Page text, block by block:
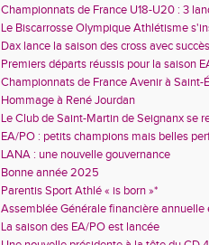
Championnats de France U18-U20 : 3
deux champions de France
Le Biscarrosse Olympique Athlétisme
"Du Stade vers l'Emploi"
Dax lance la saison des cross avec succès
Premiers départs réussis pour la saison
Championnats de France Avenir à Saint-
rendez-vous
Hommage à René Jourdan
Le Club de Saint-Martin de Seignanx se
EA/PO : petits champions mais belles
LANA : une nouvelle gouvernance
Bonne année 2025
Parentis Sport Athlé « is born »*
Assemblée Générale financière
des Landes d’Athlétisme
La saison des EA/PO est lancée